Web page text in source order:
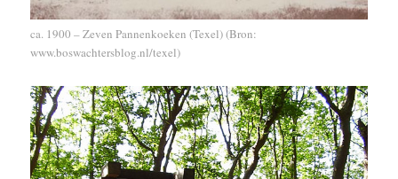
ca. 1900 – Zeven Pannenkoeken (Texel) (Bron:
www.boswachtersblog.nl/texel)